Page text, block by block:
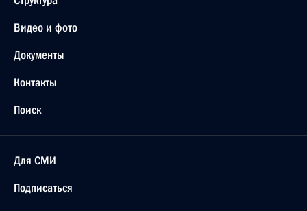
Видео и фото
Документы
Контакты
Поиск
Для СМИ
Подписаться